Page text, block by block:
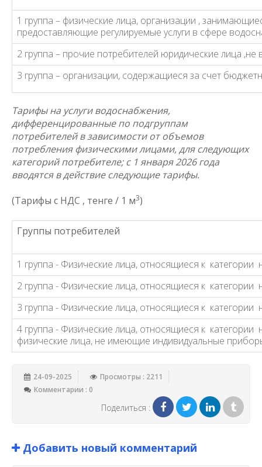
1 группа – физические лица, организации ,
предоставляющие регулируемые услуги в сфере
2 группа – прочие потребителей юридические лица
3 группа – организации, содержащиеся за счет
Тарифы на услуги водоснабжения,
дифференцированные по подгруппам
потребителей в зависимости от объемов
потребления физическими лицами, для следующих
категорий потребителе;с 1 января 2026 года
вводятся в действие следующие тарифы.
(Тарифы с НДС , тенге / 1 м3)
Группы потребителей
1 группа - Физические лица, относящиеся к категории
2 группа - Физические лица, относящиеся к
3 группа - Физические лица, относящиеся к
4 группа - Физические лица, относящиеся к
физические лица, не имеющие индивидуальные
24-09-2025
Просмотры : 2211
Комментарии : 0
Поделиться :
Добавить новый комментарий